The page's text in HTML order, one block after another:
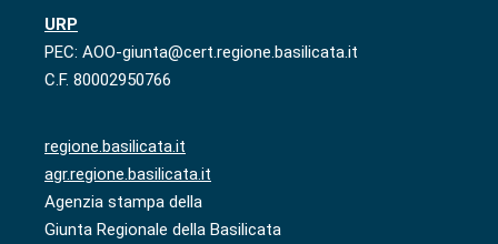
URP
PEC: AOO-giunta@cert.regione.basilicata.it
C.F. 80002950766
regione.basilicata.it
agr.regione.basilicata.it
Agenzia stampa della
Giunta Regionale della Basilicata